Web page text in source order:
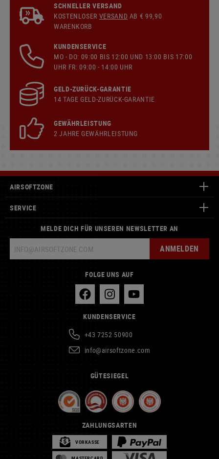
SCHNELLER VERSAND
KOSTENLOSER VERSAND AB € 99,90
WARENKORB
KUNDENSERVICE
MO - DO: 09:00 BIS 12:00 UND 13:00 BIS 17:00
UHR FR: 09:00 - 14:00 UHR
GELD-ZURÜCK-GARANTIE
14 TAGE GELD-ZURÜCK-GARANTIE
GEWÄHRLEISTUNG
2 JAHRE GEWÄHRLEISTUNG
AIRSOFTZONE
SERVICE
MELDE DICH FÜR UNSEREN NEWSLETTER AN
ANMELDEN
FOLGE UNS AUF
KUNDENSERVICE
+43 7252 50900
info@airsoftzone.com
GÜTESIEGEL
ZAHLUNGSARTEN
VORKASSE